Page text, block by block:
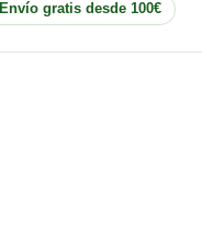
Envío gratis desde 100€